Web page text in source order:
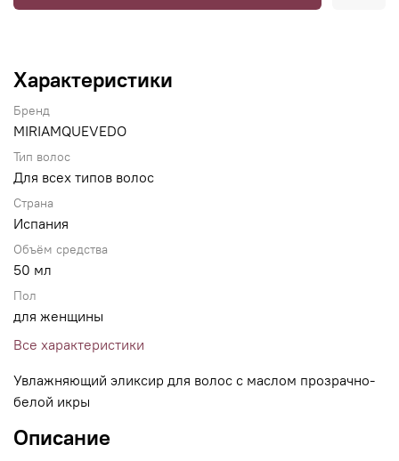
Характеристики
Бренд
MIRIAMQUEVEDO
Тип волос
Для всех типов волос
Страна
Испания
Объём средства
50 мл
Пол
для женщины
Все характеристики
Увлажняющий эликсир для волос с маслом прозрачно-
белой икры
Описание